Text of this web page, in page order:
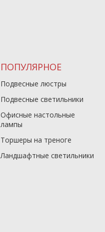
ПОПУЛЯРНОЕ
Подвесные люстры
Подвесные светильники
Офисные настольные
лампы
Торшеры на треноге
Ландшафтные светильники